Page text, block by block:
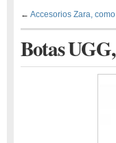
← Accesorios Zara,
Botas